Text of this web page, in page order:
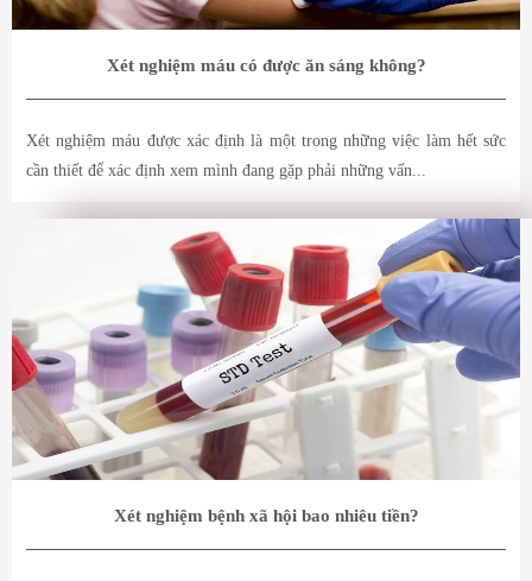
Xét nghiệm máu có được ăn sáng không?
Xét nghiệm máu được xác định là một trong những việc làm hết sức
cần thiết để xác định xem mình đang gặp phải những vấn...
Xét nghiệm bệnh xã hội bao nhiêu tiền?